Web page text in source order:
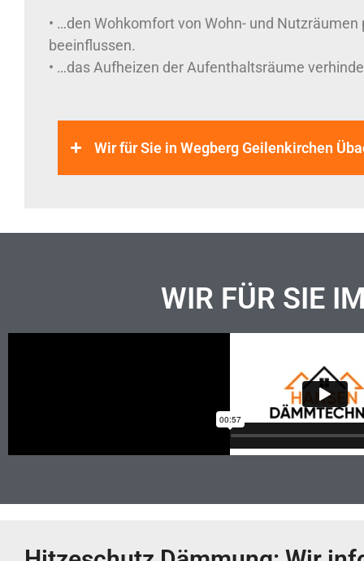
• …den Wohkomfort von Wohn- und Nutzräumen
beeinflussen.
• …das Aufheizen der Aufenthaltsräume
Wir für Sie in Wegberg Geilenkirchen
WIR FÜR SIE